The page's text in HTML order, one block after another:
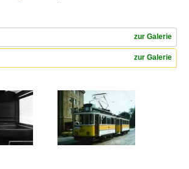
zur Galerie
zur Galerie